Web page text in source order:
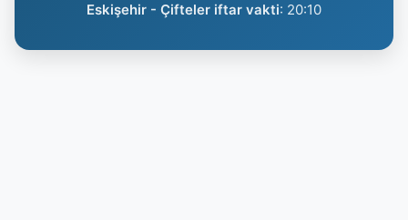
Eskişehir - Çifteler iftar vakti: 20:10